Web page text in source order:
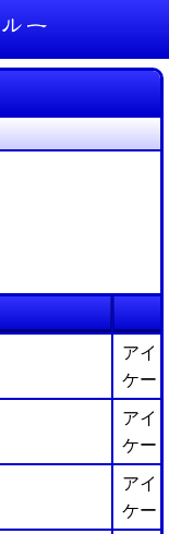
アイ
ケー
アイ
ケー
アイ
ケー